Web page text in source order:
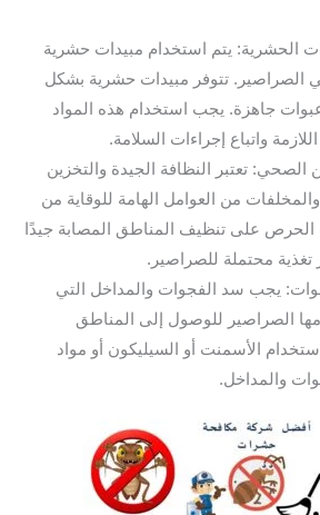
الحشرية: يتم استخدام مبيدات حشرية
الصراصير. تتوفر مبيدات حشرية بشكل
جاهزة. يجب استخدام هذه المواد
واتباع إجراءات السلامة.
الصحي: تعتبر النظافة الجيدة والتخزين
من العوامل الهامة للوقاية من
الحرص على تنظيف المناطق المصابة جيدًا
تغذية محتملة للصراصير.
يجب سد الفجوات والمداخل التي
الصراصير للوصول إلى المناطق
الأسمنت أو السيليكون أو مواد
والمداخل.